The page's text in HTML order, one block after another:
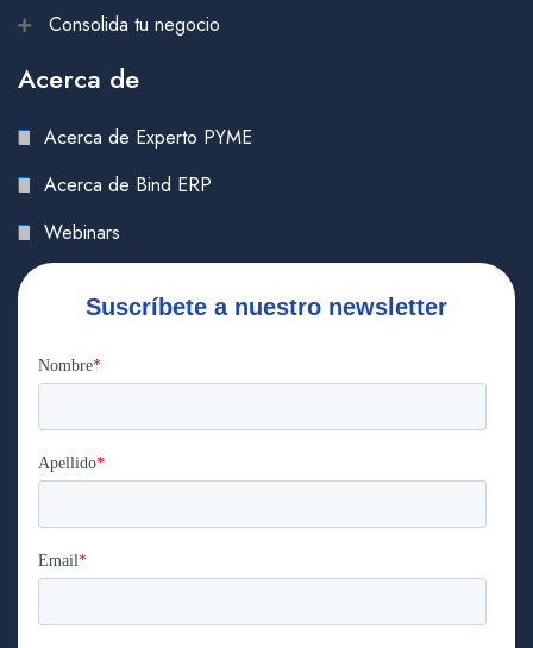
Consolida tu negocio
Acerca de
Acerca de Experto PYME
Acerca de Bind ERP
Webinars
Suscríbete a nuestro newsletter